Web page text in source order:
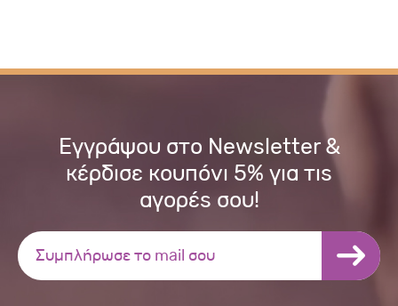
Εγγράψου στο Newsletter &
κέρδισε κουπόνι 5% για τις
αγορές σου!